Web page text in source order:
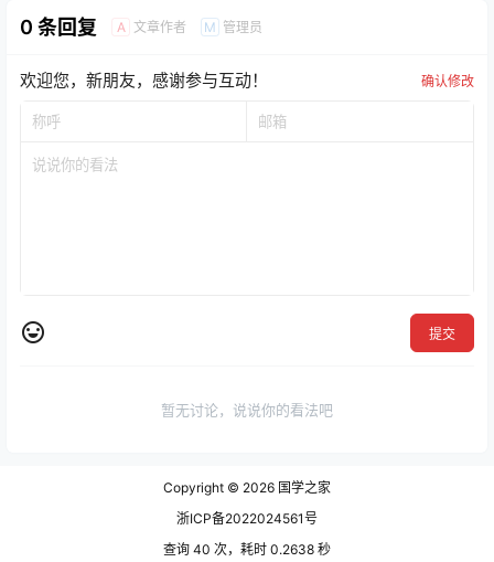
0 条回复 A 文章作者 M 管理员
欢迎您，新朋友，感谢参与互动！ 确认修改
提交
暂无讨论，说说你的看法吧
Copyright © 2026 国学之家
浙ICP备2022024561号
查询 40 次，耗时 0.2638 秒